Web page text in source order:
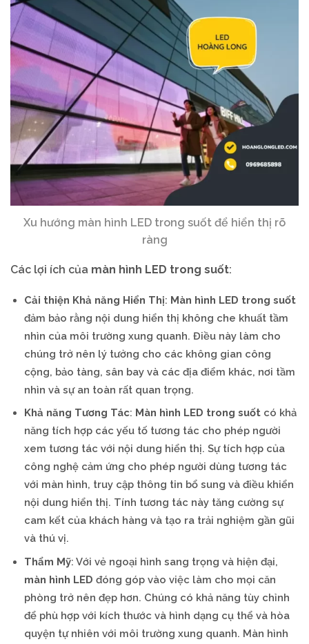
Xu hướng màn hình LED trong suốt để hiển thị rõ
ràng
Các lợi ích của màn hình LED trong suốt:
Cải thiện Khả năng Hiển Thị: Màn hình LED trong suốt
đảm bảo rằng nội dung hiển thị không che khuất tầm
nhìn của môi trường xung quanh. Điều này làm cho
chúng trở nên lý tưởng cho các không gian công
cộng, bảo tàng, sân bay và các địa điểm khác, nơi tầm
nhìn và sự an toàn rất quan trọng.
Khả năng Tương Tác: Màn hình LED trong suốt có khả
năng tích hợp các yếu tố tương tác cho phép người
xem tương tác với nội dung hiển thị. Sự tích hợp của
công nghệ cảm ứng cho phép người dùng tương tác
với màn hình, truy cập thông tin bổ sung và điều khiển
nội dung hiển thị. Tính tương tác này tăng cường sự
cam kết của khách hàng và tạo ra trải nghiệm gần gũi
và thú vị.
Thẩm Mỹ: Với vẻ ngoại hình sang trọng và hiện đại,
màn hình LED đóng góp vào việc làm cho mọi căn
phòng trở nên đẹp hơn. Chúng có khả năng tùy chỉnh
để phù hợp với kích thước và hình dạng cụ thể và hòa
quyện tự nhiên với môi trường xung quanh. Màn hình